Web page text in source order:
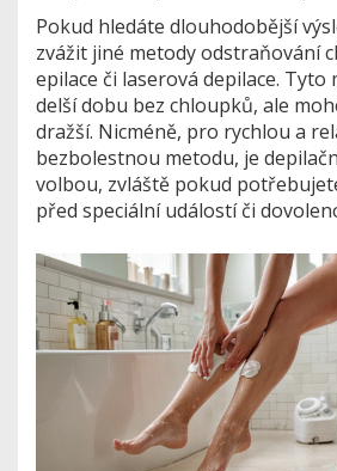
Pokud hledáte dlouhodobější
zvážit jiné metody odstraňování
epilace či laserová depilace. Tyto
delší dobu bez chloupků, ale
dražší. Nicméně, pro rychlou a
bezbolestnou metodu, je
volbou, zvláště pokud
před speciální událostí či